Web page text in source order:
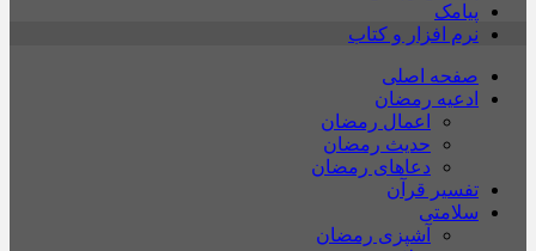
پیامک
نرم افزار و کتاب
صفحه اصلی
ادعیه رمضان
اعمال رمضان
حدیث رمضان
دعاهای رمضان
تفسیر قرآن
سلامتی
آشپزی رمضان